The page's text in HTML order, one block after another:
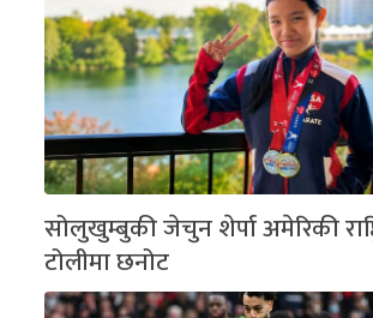
सोलुखुम्बुकी जेचुन शेर्पा अमेरिकी
टोलीमा छनोट